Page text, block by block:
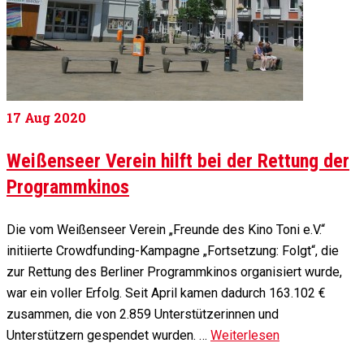
17 Aug 2020
Weißenseer Verein hilft bei der Rettung der
Programmkinos
Die vom Weißenseer Verein „Freunde des Kino Toni e.V.“
initiierte Crowdfunding-Kampagne „Fortsetzung: Folgt“, die
zur Rettung des Berliner Programmkinos organisiert wurde,
war ein voller Erfolg. Seit April kamen dadurch 163.102 €
zusammen, die von 2.859 Unterstützerinnen und
Unterstützern gespendet wurden. … Weiterlesen